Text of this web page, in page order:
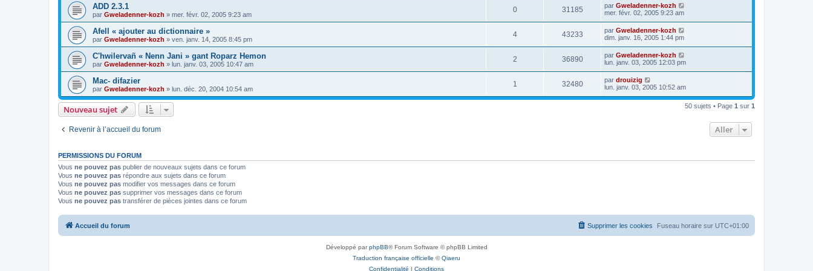
ADD 2.3.1
par Gweladenner-kozh » mer. févr. 02, 2005 9:23 am
0 31185 par Gweladenner-kozh
mer. févr. 02, 2005 9:23 am
Afell « ajouter au dictionnaire »
par Gweladenner-kozh » ven. janv. 14, 2005 8:45 pm
4 43233 par Gweladenner-kozh
dim. janv. 16, 2005 1:44 pm
C'hwilervañ « Nenn Jani » gant Roparz Hemon
par Gweladenner-kozh » lun. janv. 03, 2005 10:47 am
2 36890 par Gweladenner-kozh
lun. janv. 03, 2005 12:03 pm
Mac- difazier
par Gweladenner-kozh » lun. déc. 20, 2004 10:54 am
1 32480 par drouizig
lun. janv. 03, 2005 10:52 am
Nouveau sujet 50 sujets • Page 1 sur 1
Revenir à l’accueil du forum Aller
PERMISSIONS DU FORUM
Vous ne pouvez pas publier de nouveaux sujets dans ce forum
Vous ne pouvez pas répondre aux sujets dans ce forum
Vous ne pouvez pas modifier vos messages dans ce forum
Vous ne pouvez pas supprimer vos messages dans ce forum
Vous ne pouvez pas transférer de pièces jointes dans ce forum
Accueil du forum Fuseau horaire sur UTC+01:00
Supprimer les cookies
Développé parphpBB® Forum Software © phpBB Limited
Traduction française officielle ©Qiaeru
Confidentialité | Conditions